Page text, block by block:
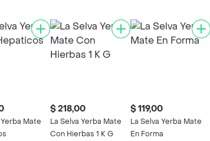
Mate
$ 218,00
La Selva Yerba Mate
Con Hierbas 1 K G
$ 119,00
La Selva Yerba Mate
En Forma